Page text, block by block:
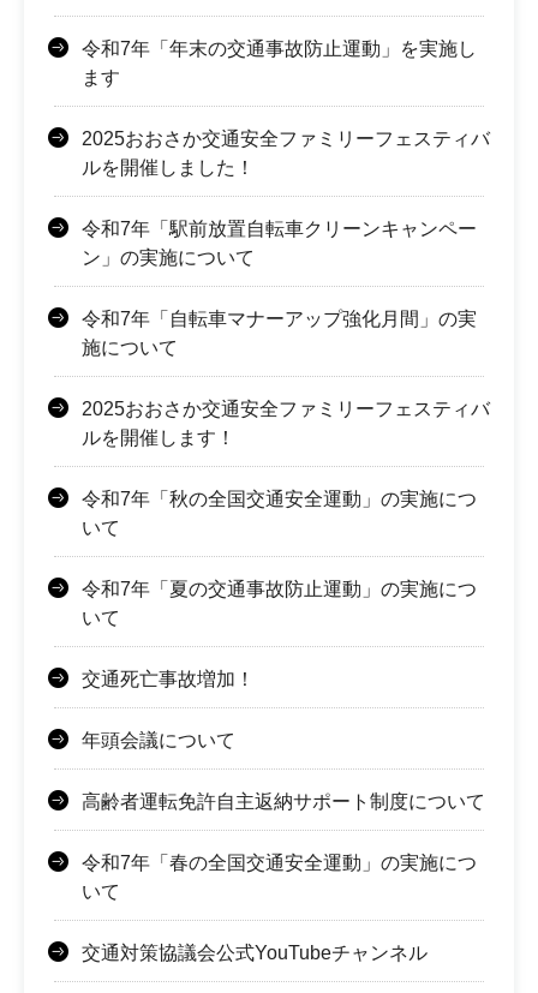
令和7年「年末の交通事故防止運動」を実施し
ます
2025おおさか交通安全ファミリーフェスティバ
ルを開催しました！
令和7年「駅前放置自転車クリーンキャンペー
ン」の実施について
令和7年「自転車マナーアップ強化月間」の実
施について
2025おおさか交通安全ファミリーフェスティバ
ルを開催します！
令和7年「秋の全国交通安全運動」の実施につ
いて
令和7年「夏の交通事故防止運動」の実施につ
いて
交通死亡事故増加！
年頭会議について
高齢者運転免許自主返納サポート制度について
令和7年「春の全国交通安全運動」の実施につ
いて
交通対策協議会公式YouTubeチャンネル